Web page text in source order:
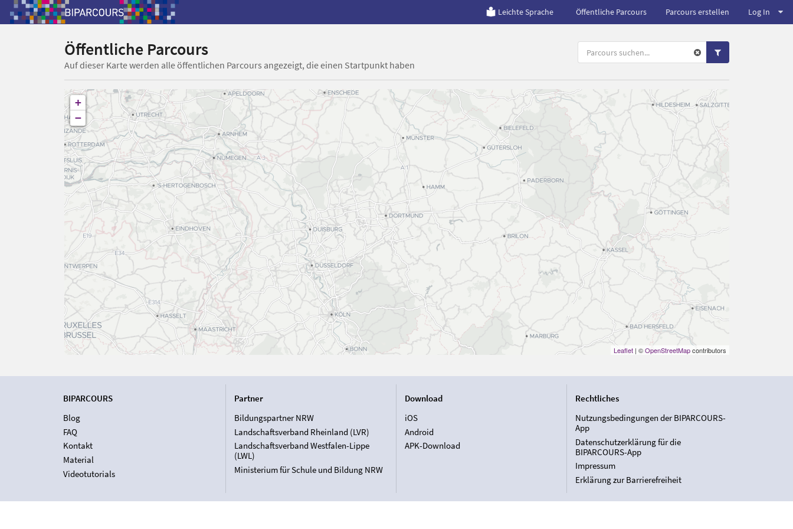
Leichte Sprache Öffentliche Parcours Parcours erstellen Log In
Öffentliche Parcours
Auf dieser Karte werden alle öffentlichen Parcours angezeigt, die einen Startpunkt haben
+
−
Leaflet| ©OpenStreetMapcontributors
BIPARCOURS
Blog
FAQ
Kontakt
Material
Videotutorials
Partner
Bildungspartner NRW
Landschaftsverband Rheinland (LVR)
Landschaftsverband Westfalen-Lippe
(LWL)
Ministerium für Schule und Bildung NRW
Download
iOS
Android
APK-Download
Rechtliches
Nutzungsbedingungen der BIPARCOURS-
App
Datenschutzerklärung für die
BIPARCOURS-App
Impressum
Erklärung zur Barrierefreiheit